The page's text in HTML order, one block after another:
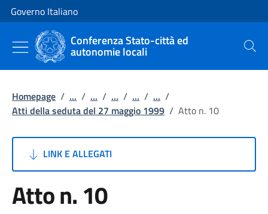
Vai al contenuto
Vai alla navigazione del sito
Governo Italiano
Conferenza Stato-città ed
autonomie locali Cerca
Homepage / ... / ... / ... / ... / ... /
Atti della seduta del 27 maggio 1999 / Atto n. 10
LINK E ALLEGATI
Atto n. 10